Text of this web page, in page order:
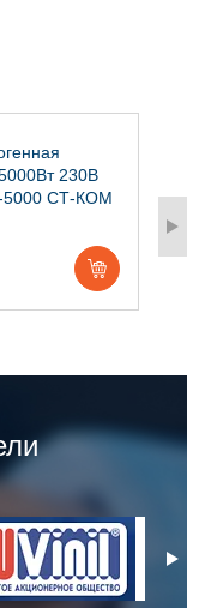
230В
5000 СТ-КОМ